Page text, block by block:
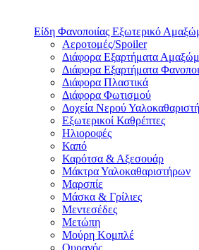
Είδη Φανοποιίας Εξωτερικό
Αεροτομές/Spoiler
Διάφορα Εξαρτήματα
Διάφορα Εξαρτήματα
Διάφορα Πλαστικά
Διάφορα Φωτισμού
Δοχεία Νερού
Εξωτερικοί Καθρέπτες
Ηλιοροφές
Καπό
Καρότσα & Αξεσουάρ
Μάκτρα Υαλοκαθαριστήρων
Μαρσπίε
Μάσκα & Γρίλιες
Μεντεσέδες
Μετώπη
Μούρη Κομπλέ